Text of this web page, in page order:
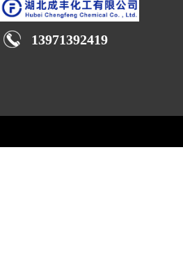
13971392419